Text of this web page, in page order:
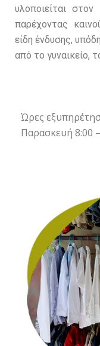
υλοποιείται
παρέχοντας
είδη ένδυσης,
από το γυναικείο,
Ώρες
Παρασκευή 8:00